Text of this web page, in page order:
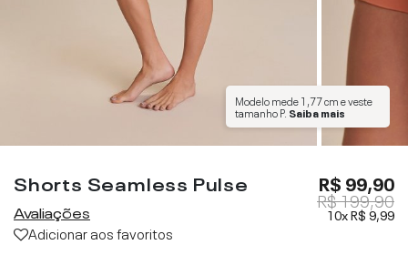
Modelo mede1,77 cme veste
tamanhoP. Saiba mais
Shorts Seamless Pulse
Avaliações
Adicionar aos favoritos
R$ 99,90
R$ 199,90
10xR$ 9,99